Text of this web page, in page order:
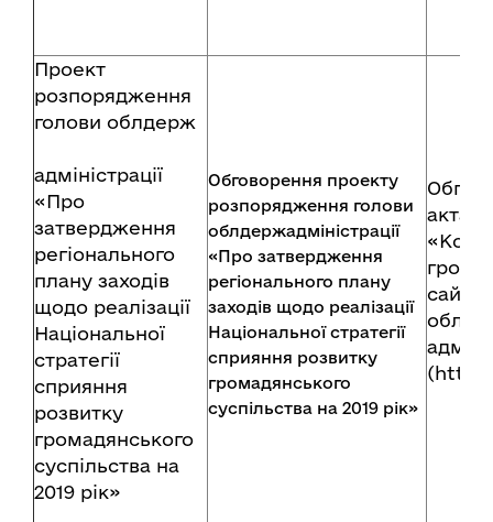
Проект
розпорядження
голови облдерж
адміністрації
«Про
затвердження
регіонального
плану заходів
щодо реалізації
Національної
стратегії
сприяння
розвитку
громадянського
суспільства на
2019 рік»
Обговорення проекту
розпорядження голови
облдержадміністрації
«Про затвердження
регіонального плану
заходів щодо реалізації
Національної стратегії
сприяння розвитку
громадянського
суспільства на 2019 рік»
акта в
сайту